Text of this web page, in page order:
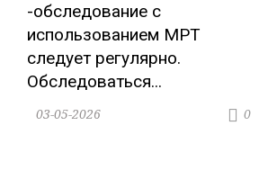
-обследование с
использованием МРТ
следует регулярно.
Обследоваться...
0
03-05-2026